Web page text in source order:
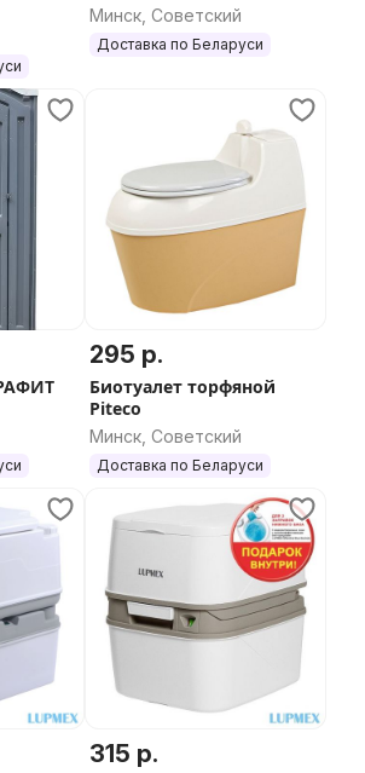
Минск, Советский
Доставка по Беларуси
295 р.
Биотуалет торфяной
Piteco
Минск, Советский
Доставка по Беларуси
315 р.